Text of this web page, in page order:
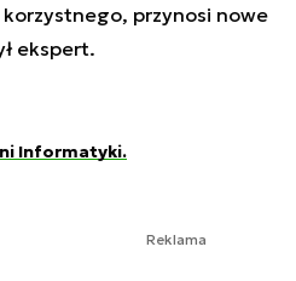
przynosi nowe
ekspert.
Informatyki.
Reklama